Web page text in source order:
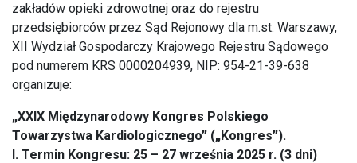
zakładów opieki zdrowotnej oraz do rejestru
przedsiębiorców przez Sąd Rejonowy dla m.st. Warszawy,
XII Wydział Gospodarczy Krajowego Rejestru Sądowego
pod numerem KRS 0000204939, NIP: 954-21-39-638
organizuje:
„XXIX Międzynarodowy Kongres Polskiego
Towarzystwa Kardiologicznego” („Kongres”).
I. Termin Kongresu: 25 – 27 września 2025 r. (3 dni)